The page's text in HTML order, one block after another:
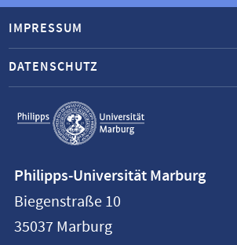
Service-
Navigation
IMPRESSUM
DATENSCHUTZ
Philipps-
Universität
Marburg
Philipps-Universität Marburg
Biegenstraße 10
35037 Marburg